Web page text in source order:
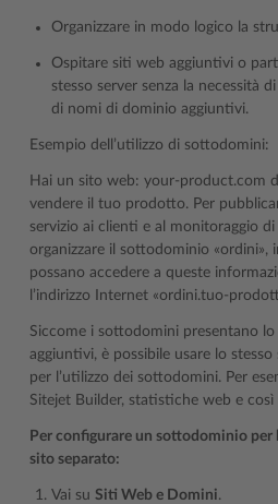
Organizzare in modo logico la
Ospitare siti web aggiuntivi o
stesso server senza la necessità
di nomi di dominio aggiuntivi.
Esempio dell’utilizzo di sottodomini:
Hai un sito web: your-product.com
vendere il tuo prodotto. Per
servizio ai clienti e al monitoraggio
organizzare il sottodominio «ordini»,
possano accedere a queste
l’indirizzo Internet «ordini.tuo-
Siccome i sottodomini presentano
aggiuntivi, è possibile usare lo
per l’utilizzo dei sottodomini. Per
Sitejet Builder, statistiche web e così
Per configurare un sottodominio
sito separato:
Vai su Siti Web e Domini.